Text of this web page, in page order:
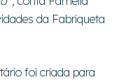
da Fabriqueta
foi criada para